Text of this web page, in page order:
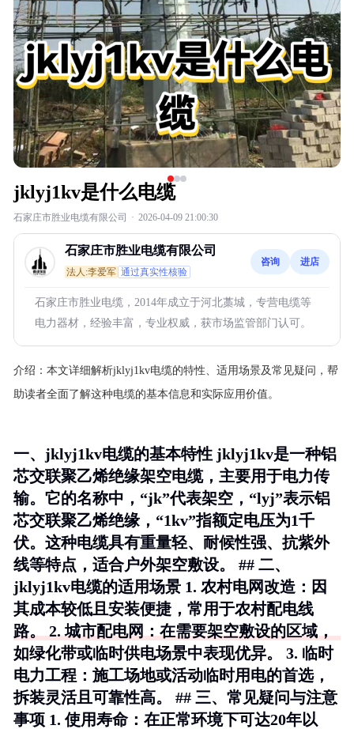
jklyj1kv是什么电缆
石家庄市胜业电缆有限公司 · 2026-04-09 21:00:30
石家庄市胜业电缆有限公司
法人:李爱军 通过真实性核验
咨询 进店
石家庄市胜业电缆，2014年成立于河北藁城，专营电缆等
电力器材，经验丰富，专业权威，获市场监管部门认可。
介绍： 本文详细解析jklyj1kv电缆的特性、适用场景及常见疑问，帮
助读者全面了解这种电缆的基本信息和实际应用价值。
一、jklyj1kv电缆的基本特性 jklyj1kv是一种铝
芯交联聚乙烯绝缘架空电缆，主要用于电力传
输。它的名称中，“jk”代表架空，“lyj”表示铝
芯交联聚乙烯绝缘，“1kv”指额定电压为1千
伏。这种电缆具有重量轻、耐候性强、抗紫外
线等特点，适合户外架空敷设。 ## 二、
jklyj1kv电缆的适用场景 1. 农村电网改造 ：因
其成本较低且安装便捷，常用于农村配电线
路。 2.城市配电网 ：在需要架空敷设的区域，
如绿化带或临时供电场景中表现优异。 3. 临时
电力工程 ：施工场地或活动临时用电的首选，
拆装灵活且可靠性高。 ## 三、常见疑问与注意
事项 1. 使用寿命：在正常环境下可达20年以